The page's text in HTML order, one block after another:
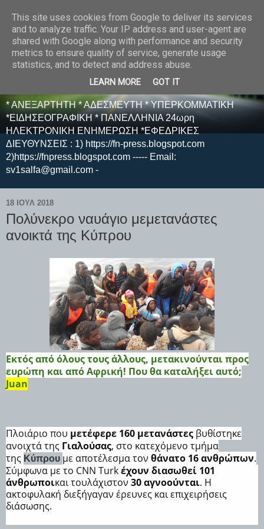
E F E N P R E S S -
ΗΛΕΚΤΡΟΝΙΚΗ
ΕΦΗΜΕΡΙΔΑ
* ΑΝΕΞΑΡΤΗΤΗ * ΑΔΕΣΜΕΥΤΗ * ΥΠΕΡΚΟΜΜΑΤΙΚΗ
*ΕΙΔΗΣΕΟΓΡΑΦΙΚΗ * ΠΑΝΕΛΛΗΝΙΑ 24ωρη
ΗΛΕΚΤΡΟΝΙΚΗ ΕΝΗΜΕΡΩΣΗ *ΕΦΕΔΡΙΚΕΣ
ΔΙΕΥΘΥΝΣΕΙΣ : 1) https://fn-press.blogspot.com
2)https://fnpress.blogspot.com ----- Email:
sv1salfa@gmail.com -
18 ΙΟΥΛ 2018
Πολύνεκρο ναυάγιο μεμετανάστες
ανοικτά της Κύπρου
Εκτός από όλους τους άλλους, μετακινούνται προς
ευρώπη και από Αφρική! Που θα καταλήξει αυτό;
Juan
Πλοιάριο που μετέφερε 160 μετανάστες βυθίστηκε
ανοιχτά της Γιαλούσας, στο κατεχόμενο τμήμα
της Κύπρου με αποτέλεσμα τον θάνατο 16 ανθρώπων.
Σύμφωνα με το CNN Turkέχουν διασωθεί 101
άνθρωποικαι τουλάχιστον 30 αγνοούνται. Η
ακτοφυλακή διεξήγαγαν έρευνες και επιχειρήσεις
διάσωσης.
This site uses cookies from Google to deliver its services
and to analyze traffic. Your IP address and user-agent are
shared with Google along with performance and security
metrics to ensure quality of service, generate usage
statistics, and to detect and address abuse.
LEARN MORE GOT IT